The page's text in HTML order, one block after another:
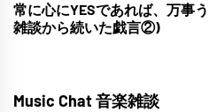
常に心にYESであれば、万事
雑談から続いた戯言②)
Music Chat 音楽雑談